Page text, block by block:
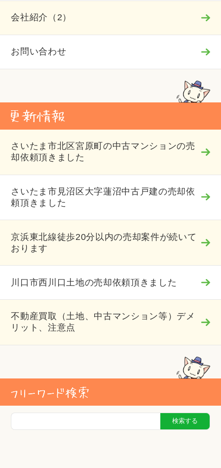
会社紹介（2）
お問い合わせ
さいたま市北区宮原町の中古マンションの売
却依頼頂きました
さいたま市見沼区大字蓮沼中古戸建の売却依
頼頂きました
京浜東北線徒歩20分以内の売却案件が続いて
おります
川口市西川口土地の売却依頼頂きました
不動産買取（土地、中古マンション等）デメ
リット、注意点